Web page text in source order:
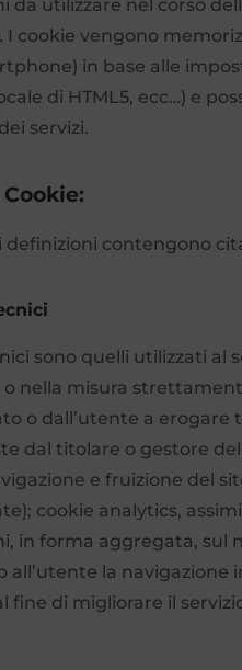
da utilizzare nel corso
I cookie vengono
in base alle
di HTML5, ecc…) e
servizi.
definizioni contengono
sono quelli utilizzati al
nella misura
o dall’utente a
dal titolare o gestore del
e fruizione del
cookie analytics,
in forma aggregata, sul
all’utente la navigazione
fine di migliorare il